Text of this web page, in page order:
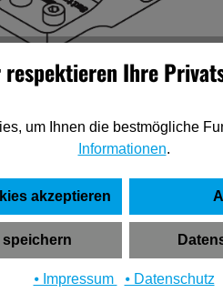
Hawa Verriegelung
174,19 €*
In den Warenkorb
respektieren Ihre
um Ihnen die bestmögliche
Informationen.
akzeptieren
speichern
⦁ Impressum ⦁ Datenschutz